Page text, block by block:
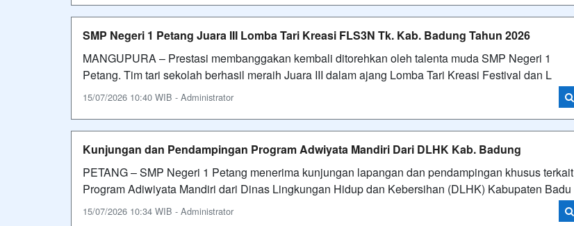
SMP Negeri 1 Petang Juara III Lomba Tari Kreasi FLS3N Tk. Kab. Badung Tahun 2026
MANGUPURA – Prestasi membanggakan kembali ditorehkan oleh talenta muda SMP Negeri 1
Petang. Tim tari sekolah berhasil meraih Juara III dalam ajang Lomba Tari Kreasi Festival dan L
15/07/2026 10:40 WIB - Administrator
Kunjungan dan Pendampingan Program Adwiyata Mandiri Dari DLHK Kab. Badung
PETANG – SMP Negeri 1 Petang menerima kunjungan lapangan dan pendampingan khusus terkait
Program Adiwiyata Mandiri dari Dinas Lingkungan Hidup dan Kebersihan (DLHK) Kabupaten Badu
15/07/2026 10:34 WIB - Administrator